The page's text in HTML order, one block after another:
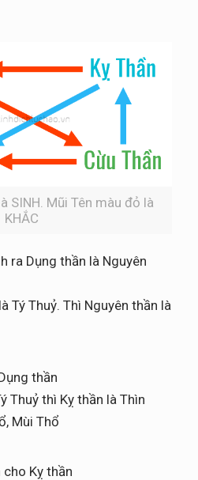
SINH. Mũi Tên màu đỏ là
KHẮC
ra Dụng thần là Nguyên
Tý Thuỷ. Thì Nguyên thần là
thần
Thuỷ thì Kỵ thần là Thìn
Mùi Thổ
cho Kỵ thần